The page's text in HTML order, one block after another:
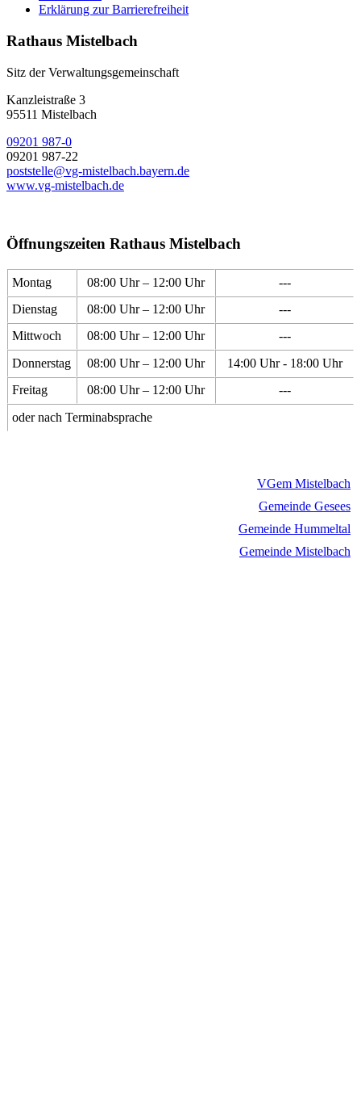
Erklärung zur Barrierefreiheit
Rathaus Mistelbach
Sitz der Verwaltungsgemeinschaft
Kanzleistraße 3
95511 Mistelbach
09201 987-0
09201 987-22
poststelle@vg-mistelbach.bayern.de
www.vg-mistelbach.de
Öffnungszeiten Rathaus Mistelbach
Montag 08:00 Uhr – 12:00 Uhr
---
Dienstag
08:00 Uhr – 12:00 Uhr
---
Mittwoch
08:00 Uhr – 12:00 Uhr
---
Donnerstag
08:00 Uhr – 12:00 Uhr
14:00 Uhr - 18:00 Uhr
Freitag
08:00 Uhr – 12:00 Uhr
---
oder nach Terminabsprache
VGem Mistelbach
Gemeinde Gesees
Gemeinde Hummeltal
Gemeinde Mistelbach